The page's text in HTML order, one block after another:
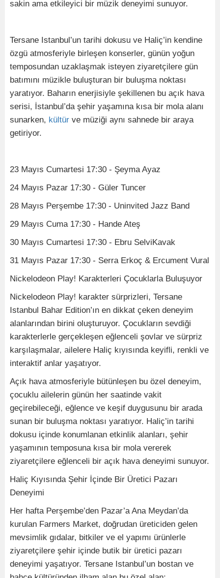
sakin ama etkileyici bir müzik deneyimi sunuyor.
Tersane Istanbul’un tarihi dokusu ve Haliç’in kendine
özgü atmosferiyle birleşen konserler, günün yoğun
temposundan uzaklaşmak isteyen ziyaretçilere gün
batımını müzikle buluşturan bir buluşma noktası
yaratıyor. Baharın enerjisiyle şekillenen bu açık hava
serisi, İstanbul’da şehir yaşamına kısa bir mola alanı
sunarken, kültür ve müziği aynı sahnede bir araya
getiriyor.
23 Mayıs Cumartesi 17:30 - Şeyma Ayaz
24 Mayıs Pazar 17:30 - Güler Tuncer
28 Mayıs Perşembe 17:30 - Uninvited Jazz Band
29 Mayıs Cuma 17:30 - Hande Ateş
30 Mayıs Cumartesi 17:30 - Ebru SelviKavak
31 Mayıs Pazar 17:30 - Serra Erkoç & Ercument Vural
Nickelodeon Play! Karakterleri Çocuklarla Buluşuyor
Nickelodeon Play! karakter sürprizleri, Tersane
Istanbul Bahar Edition’ın en dikkat çeken deneyim
alanlarından birini oluşturuyor. Çocukların sevdiği
karakterlerle gerçekleşen eğlenceli şovlar ve sürpriz
karşılaşmalar, ailelere Haliç kıyısında keyifli, renkli ve
interaktif anlar yaşatıyor.
Açık hava atmosferiyle bütünleşen bu özel deneyim,
çocuklu ailelerin günün her saatinde vakit
geçirebileceği, eğlence ve keşif duygusunu bir arada
sunan bir buluşma noktası yaratıyor. Haliç’in tarihi
dokusu içinde konumlanan etkinlik alanları, şehir
yaşamının temposuna kısa bir mola vererek
ziyaretçilere eğlenceli bir açık hava deneyimi sunuyor.
Haliç Kıyısında Şehir İçinde Bir Üretici Pazarı
Deneyimi
Her hafta Perşembe’den Pazar’a Ana Meydan’da
kurulan Farmers Market, doğrudan üreticiden gelen
mevsimlik gıdalar, bitkiler ve el yapımı ürünlerle
ziyaretçilere şehir içinde butik bir üretici pazarı
deneyimi yaşatıyor. Tersane Istanbul’un bostan ve